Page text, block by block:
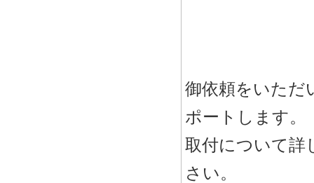
御依頼をいただ
ポートします。
取付について詳
さい。